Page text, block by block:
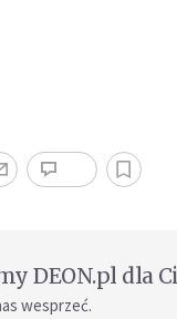
DEON.pl dla
wesprzeć.